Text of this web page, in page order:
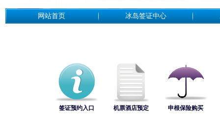
网站首页 冰岛签证中心
签证预约入口 机票酒店预定 申根保险购买